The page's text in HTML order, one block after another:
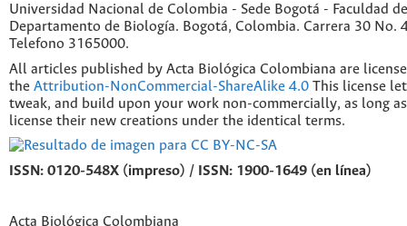
Universidad Nacional de Colombia - Sede Bogotá - Faculdad
Departamento de Biología. Bogotá, Colombia. Carrera 30 No.
Telefono 3165000.
All articles published by Acta Biológica Colombiana are
the Attribution-NonCommercial-ShareAlike 4.0 This license
tweak, and build upon your work non-commercially, as long
license their new creations under the identical terms.
ISSN: 0120-548X (impreso) / ISSN: 1900-1649 (en línea)
Acta Biológica Colombiana